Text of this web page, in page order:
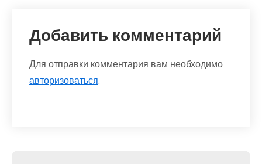
Добавить комментарий
Для отправки комментария вам необходимо
авторизоваться.